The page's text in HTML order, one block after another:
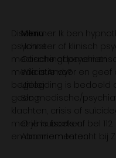
Menu
Home
Coachingdomeinen
Wie is Andy?
Uitleg
Blog
Online boeken
Abonnementen
Disclaimer: Ik ben
psychiater of klinisch
medische of
medicatie voor en geef
begeleiding is bedoeld
geen medische/
klachten, crisis of
met je huisarts of bel
en anoniem terecht bij